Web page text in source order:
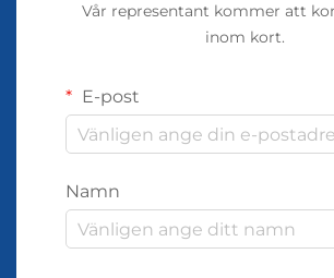
Vår representant kommer att
inom kort.
E-post
Namn